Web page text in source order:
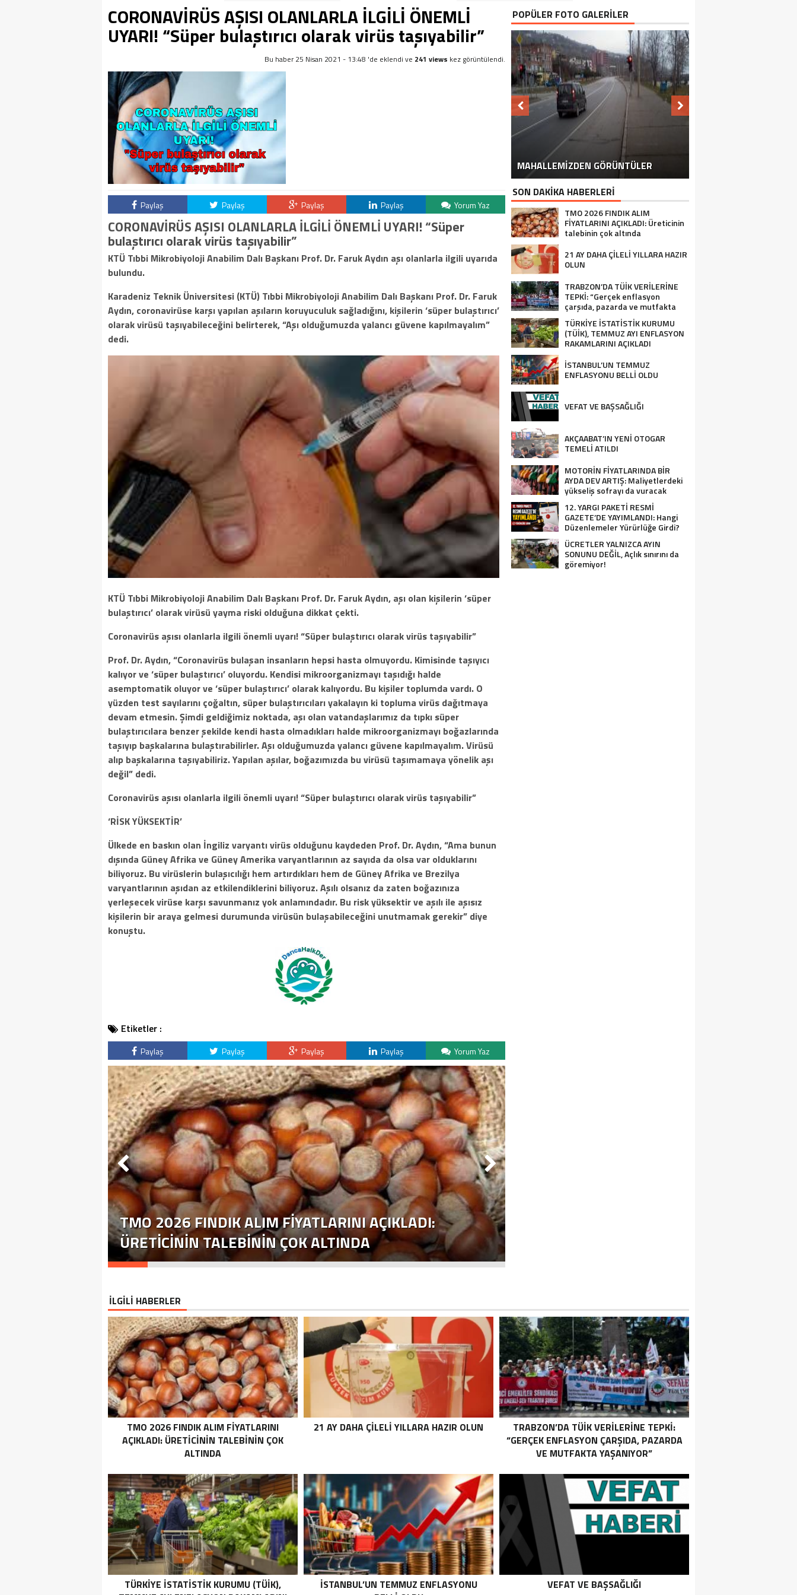
CORONAVİRÜS AŞISI OLANLARLA İLGİLİ ÖNEMLİ
UYARI! “Süper bulaştırıcı olarak virüs taşıyabilir”
Bu haber 25 Nisan 2021 - 13:48 'de eklendi ve 241 views kez görüntülendi.
Paylaş Paylaş Paylaş Paylaş Yorum Yaz
CORONAVİRÜS AŞISI OLANLARLA İLGİLİ ÖNEMLİ UYARI! “Süper
bulaştırıcı olarak virüs taşıyabilir”
KTÜ Tıbbi Mikrobiyoloji Anabilim Dalı Başkanı Prof. Dr. Faruk Aydın aşı olanlarla ilgili uyarıda
bulundu.
Karadeniz Teknik Üniversitesi (KTÜ) Tıbbi Mikrobiyoloji Anabilim Dalı Başkanı Prof. Dr. Faruk
Aydın, coronavirüse karşı yapılan aşıların koruyuculuk sağladığını, kişilerin ‘süper bulaştırıcı’
olarak virüsü taşıyabileceğini belirterek, “Aşı olduğumuzda yalancı güvene kapılmayalım”
dedi.
KTÜ Tıbbi Mikrobiyoloji Anabilim Dalı Başkanı Prof. Dr. Faruk Aydın, aşı olan kişilerin ‘süper
bulaştırıcı’ olarak virüsü yayma riski olduğuna dikkat çekti.
Coronavirüs aşısı olanlarla ilgili önemli uyarı! “Süper bulaştırıcı olarak virüs taşıyabilir”
Prof. Dr. Aydın, “Coronavirüs bulaşan insanların hepsi hasta olmuyordu. Kimisinde taşıyıcı
kalıyor ve ‘süper bulaştırıcı’ oluyordu. Kendisi mikroorganizmayı taşıdığı halde
asemptomatik oluyor ve ‘süper bulaştırıcı’ olarak kalıyordu. Bu kişiler toplumda vardı. O
yüzden test sayılarını çoğaltın, süper bulaştırıcıları yakalayın ki topluma virüs dağıtmaya
devam etmesin. Şimdi geldiğimiz noktada, aşı olan vatandaşlarımız da tıpkı süper
bulaştırıcılara benzer şekilde kendi hasta olmadıkları halde mikroorganizmayı boğazlarında
taşıyıp başkalarına bulaştırabilirler. Aşı olduğumuzda yalancı güvene kapılmayalım. Virüsü
alıp başkalarına taşıyabiliriz. Yapılan aşılar, boğazımızda bu virüsü taşımamaya yönelik aşı
değil” dedi.
Coronavirüs aşısı olanlarla ilgili önemli uyarı! “Süper bulaştırıcı olarak virüs taşıyabilir”
‘RİSK YÜKSEKTİR’
Ülkede en baskın olan İngiliz varyantı virüs olduğunu kaydeden Prof. Dr. Aydın, “Ama bunun
dışında Güney Afrika ve Güney Amerika varyantlarının az sayıda da olsa var olduklarını
biliyoruz. Bu virüslerin bulaşıcılığı hem artırdıkları hem de Güney Afrika ve Brezilya
varyantlarının aşıdan az etkilendiklerini biliyoruz. Aşılı olsanız da zaten boğazınıza
yerleşecek virüse karşı savunmanız yok anlamındadır. Bu risk yüksektir ve aşılı ile aşısız
kişilerin bir araya gelmesi durumunda virüsün bulaşabileceğini unutmamak gerekir” diye
konuştu.
Etiketler :
Paylaş Paylaş Paylaş Paylaş Yorum Yaz
TMO 2026 FINDIK ALIM FİYATLARINI AÇIKLADI:
ÜRETICININ TALEBININ ÇOK ALTINDA
POPÜLER FOTO GALERİLER
MAHALLEMİZDEN GÖRÜNTÜLER
MAHALLEMİZDE ÇİLEK HASATI
MAHALLE OKULUMUZ
SON DAKİKA HABERLERİ
TMO 2026 FINDIK ALIM
FİYATLARINI AÇIKLADI: Üreticinin
talebinin çok altında
21 AY DAHA ÇİLELİ YILLARA HAZIR
OLUN
TRABZON’DA TÜİK VERİLERİNE
TEPKİ: “Gerçek enflasyon
çarşıda, pazarda ve mutfakta
yaşanıyor”
TÜRKİYE İSTATİSTİK KURUMU
(TÜİK), TEMMUZ AYI ENFLASYON
RAKAMLARINI AÇIKLADI
İSTANBUL’UN TEMMUZ
ENFLASYONU BELLİ OLDU
VEFAT VE BAŞSAĞLIĞI
AKÇAABAT’IN YENİ OTOGAR
TEMELİ ATILDI
MOTORİN FİYATLARINDA BİR
AYDA DEV ARTIŞ: Maliyetlerdeki
yükseliş sofrayı da vuracak
12. YARGI PAKETİ RESMİ
GAZETE’DE YAYIMLANDI: Hangi
Düzenlemeler Yürürlüğe Girdi?
ÜCRETLER YALNIZCA AYIN
SONUNU DEĞİL, Açlık sınırını da
göremiyor!
İLGİLİ HABERLER
TMO 2026 FINDIK ALIM FİYATLARINI
AÇIKLADI: ÜRETICININ TALEBININ ÇOK
ALTINDA
21 AY DAHA ÇİLELİ YILLARA HAZIR OLUN
TRABZON’DA TÜİK VERİLERİNE TEPKİ:
“GERÇEK ENFLASYON ÇARŞIDA, PAZARDA
VE MUTFAKTA YAŞANIYOR”
TÜRKİYE İSTATİSTİK KURUMU (TÜİK),
İSTANBUL’UN TEMMUZ ENFLASYONU
VEFAT VE BAŞSAĞLIĞI